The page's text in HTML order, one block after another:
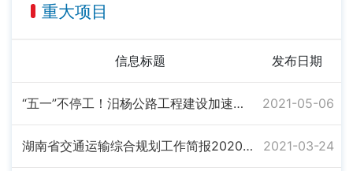
重大项目
信息标题 发布日期
“五一”不停工！汨杨公路工程建设加速推进 2021-05-06
湖南省交通运输综合规划工作简报2020年第12期（总第12期） 2021-03-24